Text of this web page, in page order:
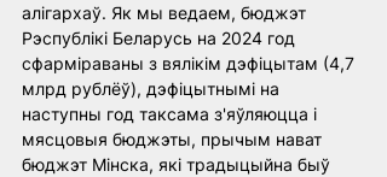
алігархаў. Як мы ведаем, бюджэт
Рэспублікі Беларусь на 2024 год
сфарміраваны з вялікім дэфіцытам (4,7
млрд рублёў), дэфіцытнымі на
наступны год таксама з'яўляюцца і
мясцовыя бюджэты, прычым нават
бюджэт Мінска, які традыцыйна быў